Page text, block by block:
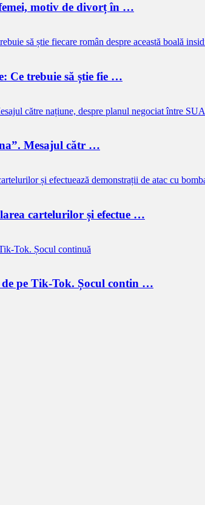
motiv de divorț în …
Ce trebuie să știe fie …
Mesajul cătr …
cartelurilor și efectue …
pe Tik-Tok. Șocul contin …